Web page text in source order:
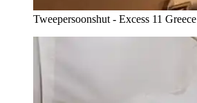
Tweepersoonshut - Excess 11 Greece